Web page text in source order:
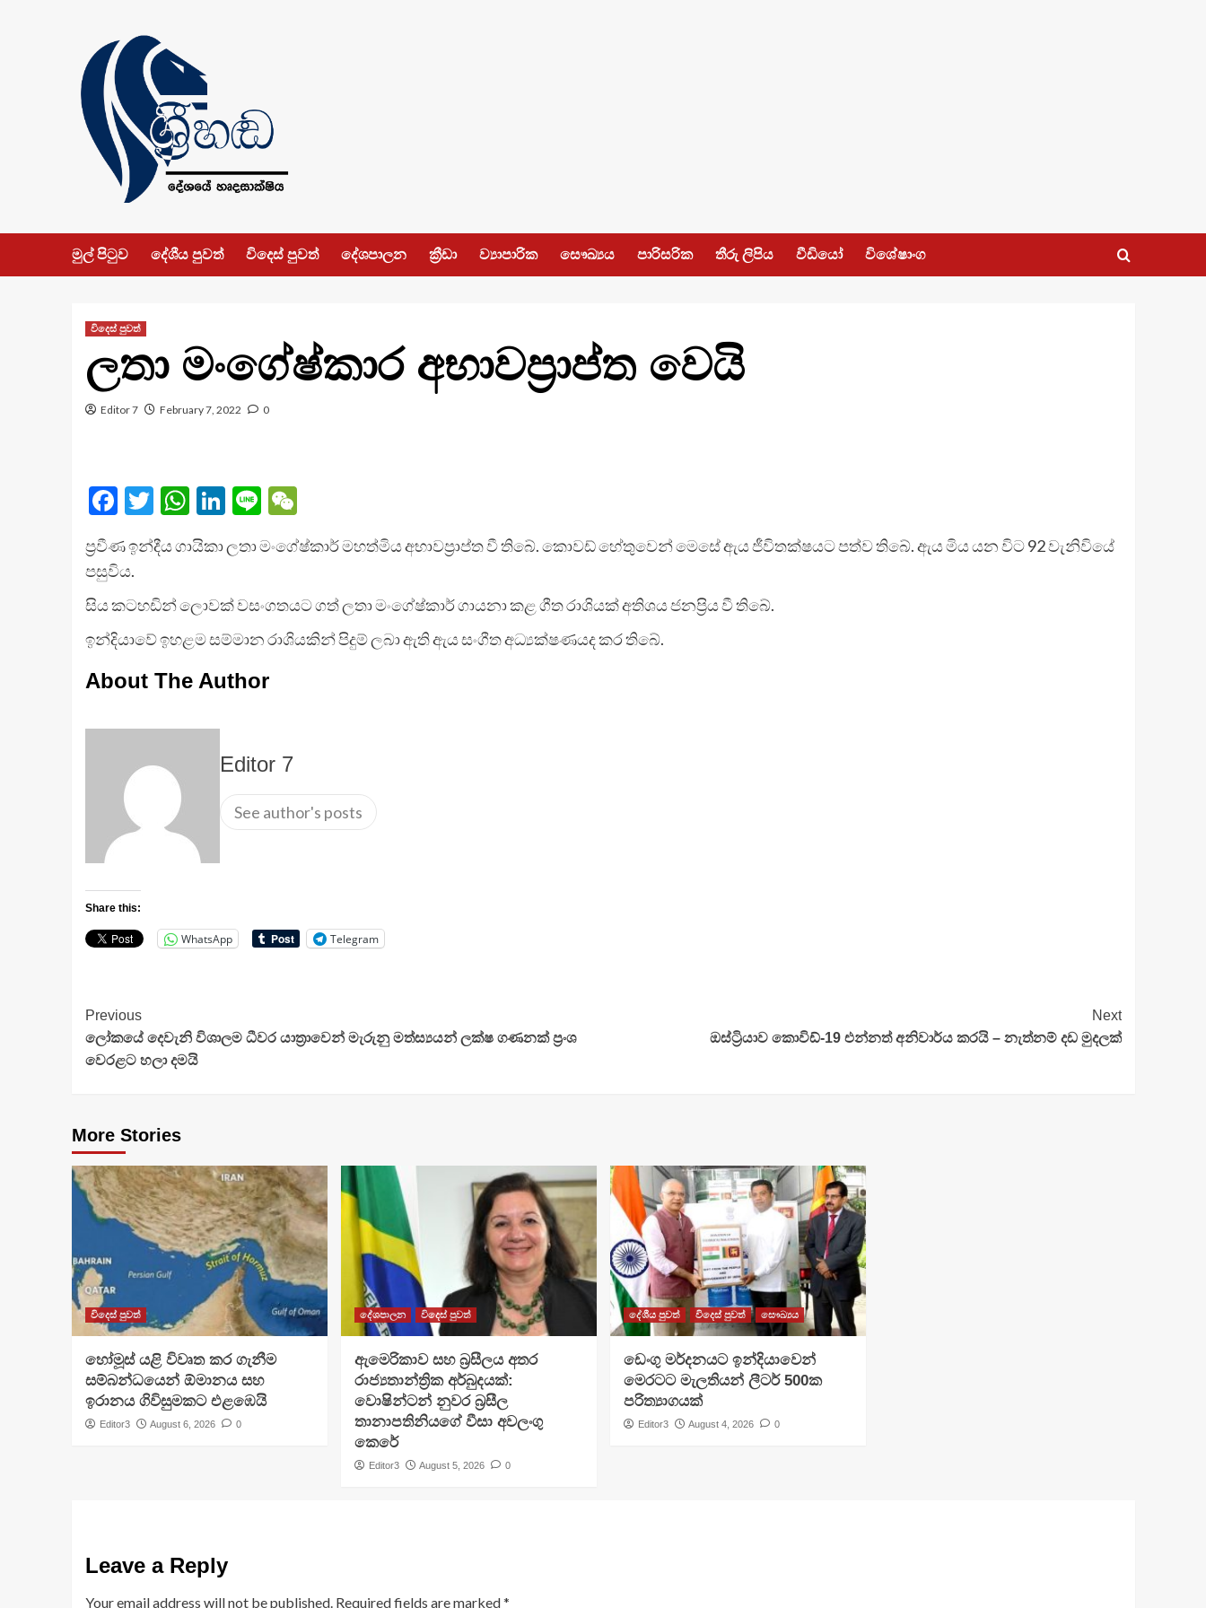
මුල් පිටුව දේශීය පුවත් විදෙස් පුවත් දේශපාලන ක්‍රීඩා ව්‍යාපාරික සෞඛ්‍යය පාරිසරික තීරු ලිපිය වීඩියෝ විශේෂාංග
විදෙස් පුවත්
ලතා මංගේෂ්කාර අභාවප්‍රාප්ත වෙයි
Editor 7 February 7, 2022 0
Facebook
Twitter
WhatsApp
LinkedIn
LineWeChat
ප්‍රවීණ ඉන්දීය ගායිකා ලතා මංගේෂ්කාර් මහත්මිය අභාවප්‍රාප්ත වී තිබේ. කොවඩ් හේතුවෙන් මෙසේ ඇය ජීවිතක්ෂයට පත්ව තිබේ. ඇය මිය යන විට 92 වැනිවියේ
පසුවිය.
සිය කටහඩින් ලොවක් වසංගතයට ගත් ලතා මංගේෂ්කාර් ගායනා කළ ගීත රාශියක් අතිශය ජනප්‍රිය වී තිබේ.
ඉන්දියාවේ ඉහළම සම්මාන රාශියකින් පිදුම් ලබා ඇති ඇය සංගීත අධ්‍යක්ෂණයද කර තිබේ.
About The Author
Editor 7
See author's posts
Share this:
WhatsApp Telegram
Continue
Reading
Previous
ලෝකයේ දෙවැනි විශාලම ධීවර යාත්‍රාවෙන් මැරුනු මත්ස්‍යයන් ලක්ෂ ගණනක් ප්‍රංශ
වෙරළට හලා දමයි
Next
ඔස්ට්‍රියාව කොවිඩ්-19 එන්නත් අනිවාර්ය කරයි – නැත්නම් දඩ මුදලක්
More Stories
විදෙස් පුවත්
හෝමූස් යළි විවෘත කර ගැනීම
සම්බන්ධයෙන් ඕමානය සහ
ඉරානය ගිවිසුමකට එළඹෙයි
Editor3 August 6, 2026 0
දේශපාලන විදෙස් පුවත්
ඇමෙරිකාව සහ බ්‍රසීලය අතර
රාජ්‍යතාන්ත්‍රික අර්බුදයක්:
වොෂින්ටන් නුවර බ්‍රසීල
තානාපතිනියගේ වීසා අවලංගු
කෙරේ
Editor3 August 5, 2026 0
දේශීය පුවත් විදෙස් පුවත් සෞඛ්‍යය
ඩෙංගු මර්දනයට ඉන්දියාවෙන්
මෙරටට මැලතියන් ලීටර් 500ක
පරිත්‍යාගයක්
Editor3 August 4, 2026 0
Leave a Reply
Your email address will not be published. Required fields are marked*